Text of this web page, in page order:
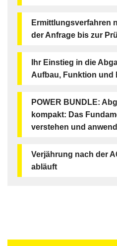
Ermittlungsverfahren
der Anfrage bis zur
Ihr Einstieg in die
Aufbau, Funktion und
POWER BUNDLE:
kompakt: Das
verstehen und
Verjährung nach der
abläuft